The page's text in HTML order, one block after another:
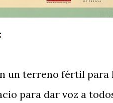
:
un terreno fértil para
para dar voz a